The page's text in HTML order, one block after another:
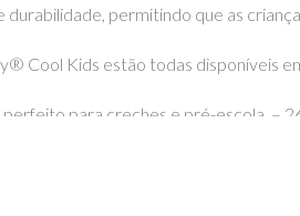
permitindo que as
Cool Kids estão todas disponíveis
perfeito para creches e pré-escola. –
plásticas recicladas.
Bolso interno para